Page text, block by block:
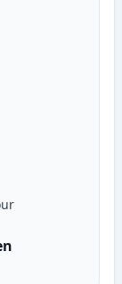
CLI-571XL